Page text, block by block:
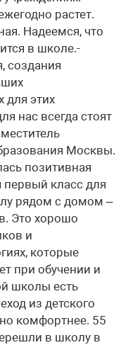
растет.
Надеемся, что
в школе.-
создания
для этих
нас всегда стоят
Москвы.
позитивная
первый класс для
рядом с домом –
Это хорошо
и
которые
при обучении и
школы есть
из детского
комфортнее. 55
в школу в